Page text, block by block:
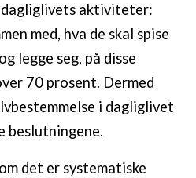
dagliglivets aktiviteter:
med, hva de skal spise
legge seg, på disse
70 prosent. Dermed
i dagliglivet
beslutningene.
det er systematiske